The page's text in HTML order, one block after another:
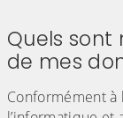
Quels sont
de mes
Conformément à